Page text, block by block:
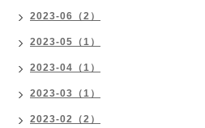
2023-06（2）
2023-05（1）
2023-04（1）
2023-03（1）
2023-02（2）